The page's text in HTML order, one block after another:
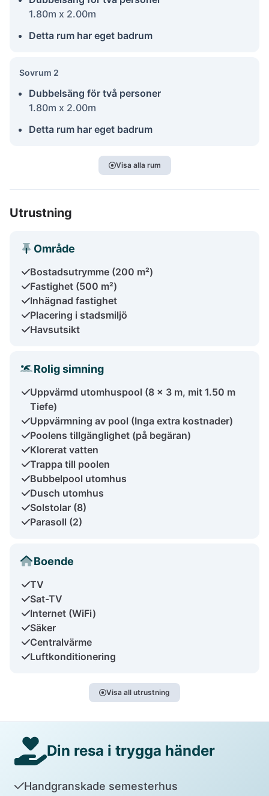
1.80m x 2.00m
Detta rum har eget badrum
Sovrum 2
Dubbelsäng för två personer
1.80m x 2.00m
Detta rum har eget badrum
Visa alla rum
Utrustning
Område
Bostadsutrymme (200 m²)
Fastighet (500 m²)
Inhägnad fastighet
Placering i stadsmiljö
Havsutsikt
Rolig simning
Uppvärmd utomhuspool (8 x 3 m, mit 1.50 m
Tiefe)
Uppvärmning av pool (Inga extra kostnader)
Poolens tillgänglighet (på begäran)
Klorerat vatten
Trappa till poolen
Bubbelpool utomhus
Dusch utomhus
Solstolar (8)
Parasoll (2)
Boende
TV
Sat-TV
Internet (WiFi)
Säker
Centralvärme
Luftkonditionering
Visa all utrustning
Din resa i trygga händer
Handgranskade semesterhus